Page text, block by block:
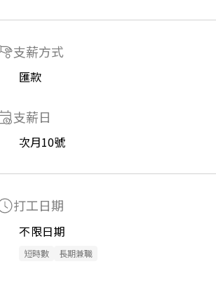
支薪方式
匯款
支薪日
次月10號
打工日期
不限日期
短時數 長期兼職